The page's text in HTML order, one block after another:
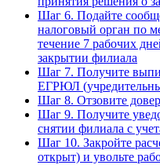
Шаг 6. Подайте
налоговый орган по
течение 7 рабочих
закрытии филиала
Шаг 7. Получите
ЕГРЮЛ
Шаг 8. Отзовите
Шаг 9. Получите
снятии филиала с
Шаг 10. Закройте
открыт) и увольте